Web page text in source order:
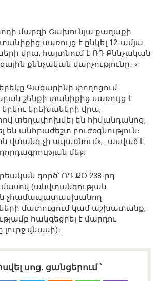
մարզի Շախունյա քաղաքի
սառույց է ընկել 12-ամյա
վրա, հայտնում է ՌԴ Քննչական
քննչական վարչությունը։ «
Գագարինի փողոցում
շենքի տանիքից սառույց է
երկու երեխաների վրա,
տեղափոխվել են հիվանդանոց,
անհրաժեշտ բուժօգնություն։
վտանգ չի սպառնում»,- ասված է
մեջ:
գործ՝ ՌԴ ՔՕ 238-րդ
մասով (անվտանգության
չհամապատասխանող
մատուցում կամ աշխատանք,
հանգեցրել է մարդու
վնասի)։
սոց․ ցանցերում ՝